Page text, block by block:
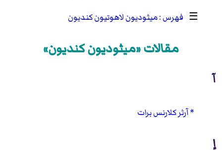
☰
ميثوديون لاهوتيون كنديون
مقالات «ميثوديون كنديون»
آ
آرثر كلارنس برات
إ